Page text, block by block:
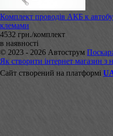
Комплект проводів АКБ к
клемами
4532 грн./комплект
в наявності
© 2023 - 2026 Автострум
Як створити інтернет магазин з
Сайт створений на платформі